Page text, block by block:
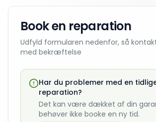
Book en reparation
Udfyld formularen nedenfor, så
med bekræftelse
Har du problemer med en
reparation?
Det kan være dækket af din
behøver ikke booke en ny tid.